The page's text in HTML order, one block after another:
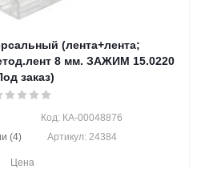
(лента+лента;
8 мм. ЗАЖИМ 15.0220
заказ)
(4)
Код: КА-00048876
Артикул: 24384
Цена